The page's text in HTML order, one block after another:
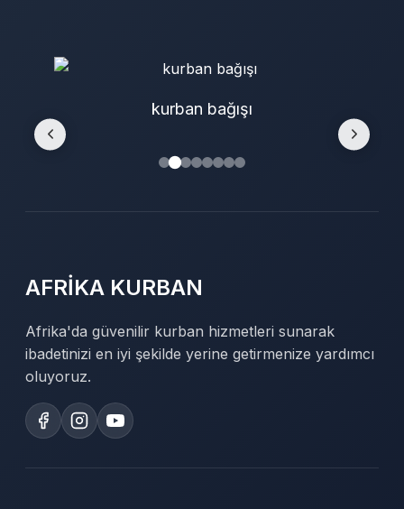
kurban bağışı
AFRİKA KURBAN
Afrika'da güvenilir kurban hizmetleri sunarak
ibadetinizi en iyi şekilde yerine getirmenize yardımcı
oluyoruz.